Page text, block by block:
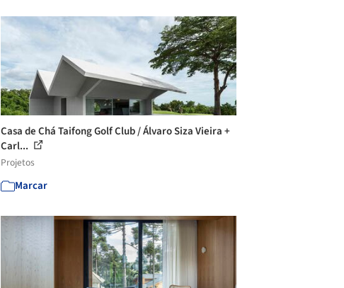
Casa de Chá Taifong Golf Club / Álvaro Siza Vieira +
Carl...
Projetos
Marcar